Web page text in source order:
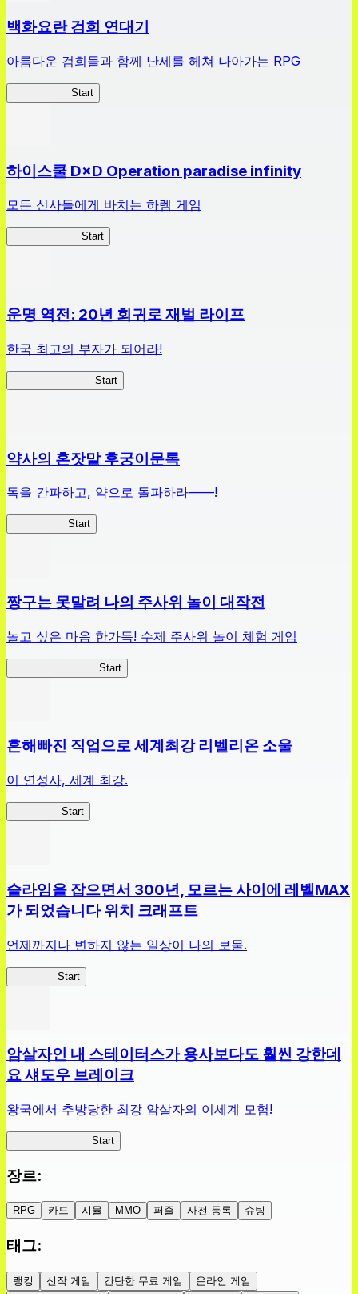
백화요란 검희 연대기
아름다운 검희들과 함께 난세를 헤쳐 나아가는 RPG
Start
하이스쿨 D×D Operation paradise infinity
모든 신사들에게 바치는 하렘 게임
Start
운명 역전: 20년 회귀로 재벌 라이프
한국 최고의 부자가 되어라!
Start
약사의 혼잣말 후궁이문록
독을 간파하고, 약으로 돌파하라——!
Start
짱구는 못말려 나의 주사위 놀이 대작전
놀고 싶은 마음 한가득! 수제 주사위 놀이 체험 게임
Start
흔해빠진 직업으로 세계최강 리벨리온 소울
이 연성사, 세계 최강.
Start
슬라임을 잡으면서 300년, 모르는 사이에 레벨MAX
가 되었습니다 위치 크래프트
언제까지나 변하지 않는 일상이 나의 보물.
Start
암살자인 내 스테이터스가 용사보다도 훨씬 강한데
요 섀도우 브레이크
왕국에서 추방당한 최강 암살자의 이세계 모험!
Start
장르:
RPG 카드 시뮬 MMO 퍼즐 사전 등록 슈팅
태그:
랭킹 신작 게임 간단한 무료 게임
온라인 게임